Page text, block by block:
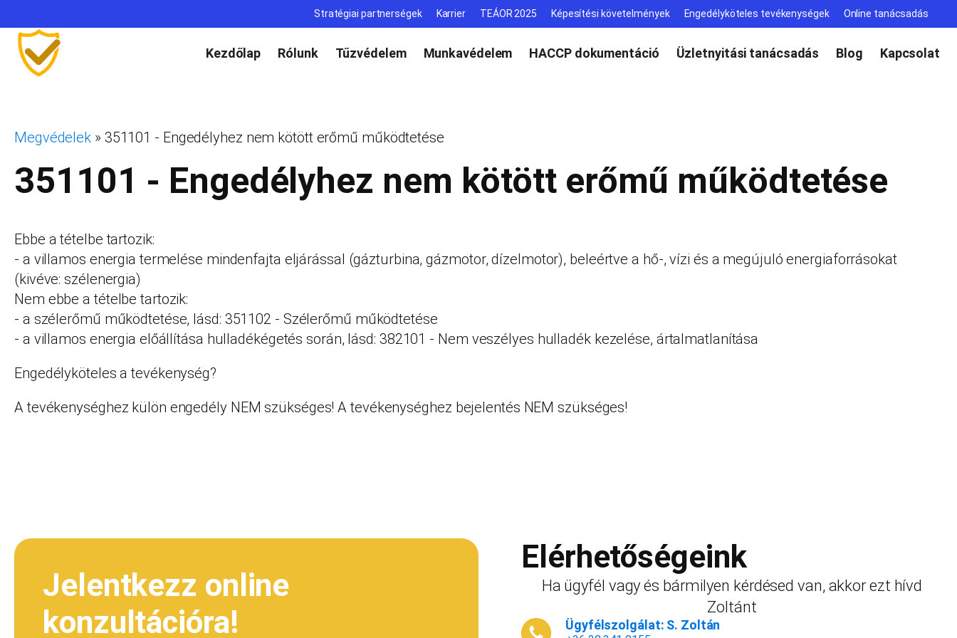
Stratégiai partnerségek Karrier TEÁOR 2025 Képesítési követelmények Engedélyköteles tevékenységek Online tanácsadás
Kezdőlap Rólunk Tűzvédelem Munkavédelem HACCP dokumentáció Üzletnyitási tanácsadás Blog Kapcsolat
Megvédelek » 351101 - Engedélyhez nem kötött erőmű működtetése
351101 - Engedélyhez nem kötött erőmű működtetése
Ebbe a tételbe tartozik:
- a villamos energia termelése mindenfajta eljárással (gázturbina, gázmotor, dízelmotor), beleértve a hő-, vízi és a megújuló energiaforrásokat
(kivéve: szélenergia)
Nem ebbe a tételbe tartozik:
- a szélerőmű működtetése, lásd: 351102 - Szélerőmű működtetése
- a villamos energia előállítása hulladékégetés során, lásd: 382101 - Nem veszélyes hulladék kezelése, ártalmatlanítása
Engedélyköteles a tevékenység?
A tevékenységhez külön engedély NEM szükséges! A tevékenységhez bejelentés NEM szükséges!
Jelentkezz online
konzultációra!
Elérhetőségeink
Ha ügyfél vagy és bármilyen kérdésed van, akkor ezt hívd
Zoltánt
Ügyfélszolgálat: S. Zoltán